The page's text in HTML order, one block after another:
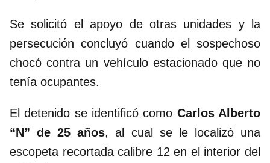
Se solicitó el apoyo de otras unidades y la
persecución concluyó cuando el sospechoso
chocó contra un vehículo estacionado que no
tenía ocupantes.
El detenido se identificó como Carlos Alberto
“N” de 25 años, al cual se le localizó una
escopeta recortada calibre 12 en el interior del